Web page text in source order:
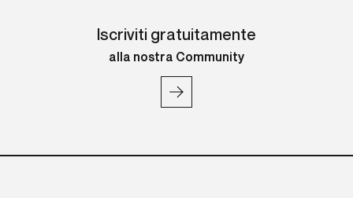
Iscriviti gratuitamente
alla nostra Community